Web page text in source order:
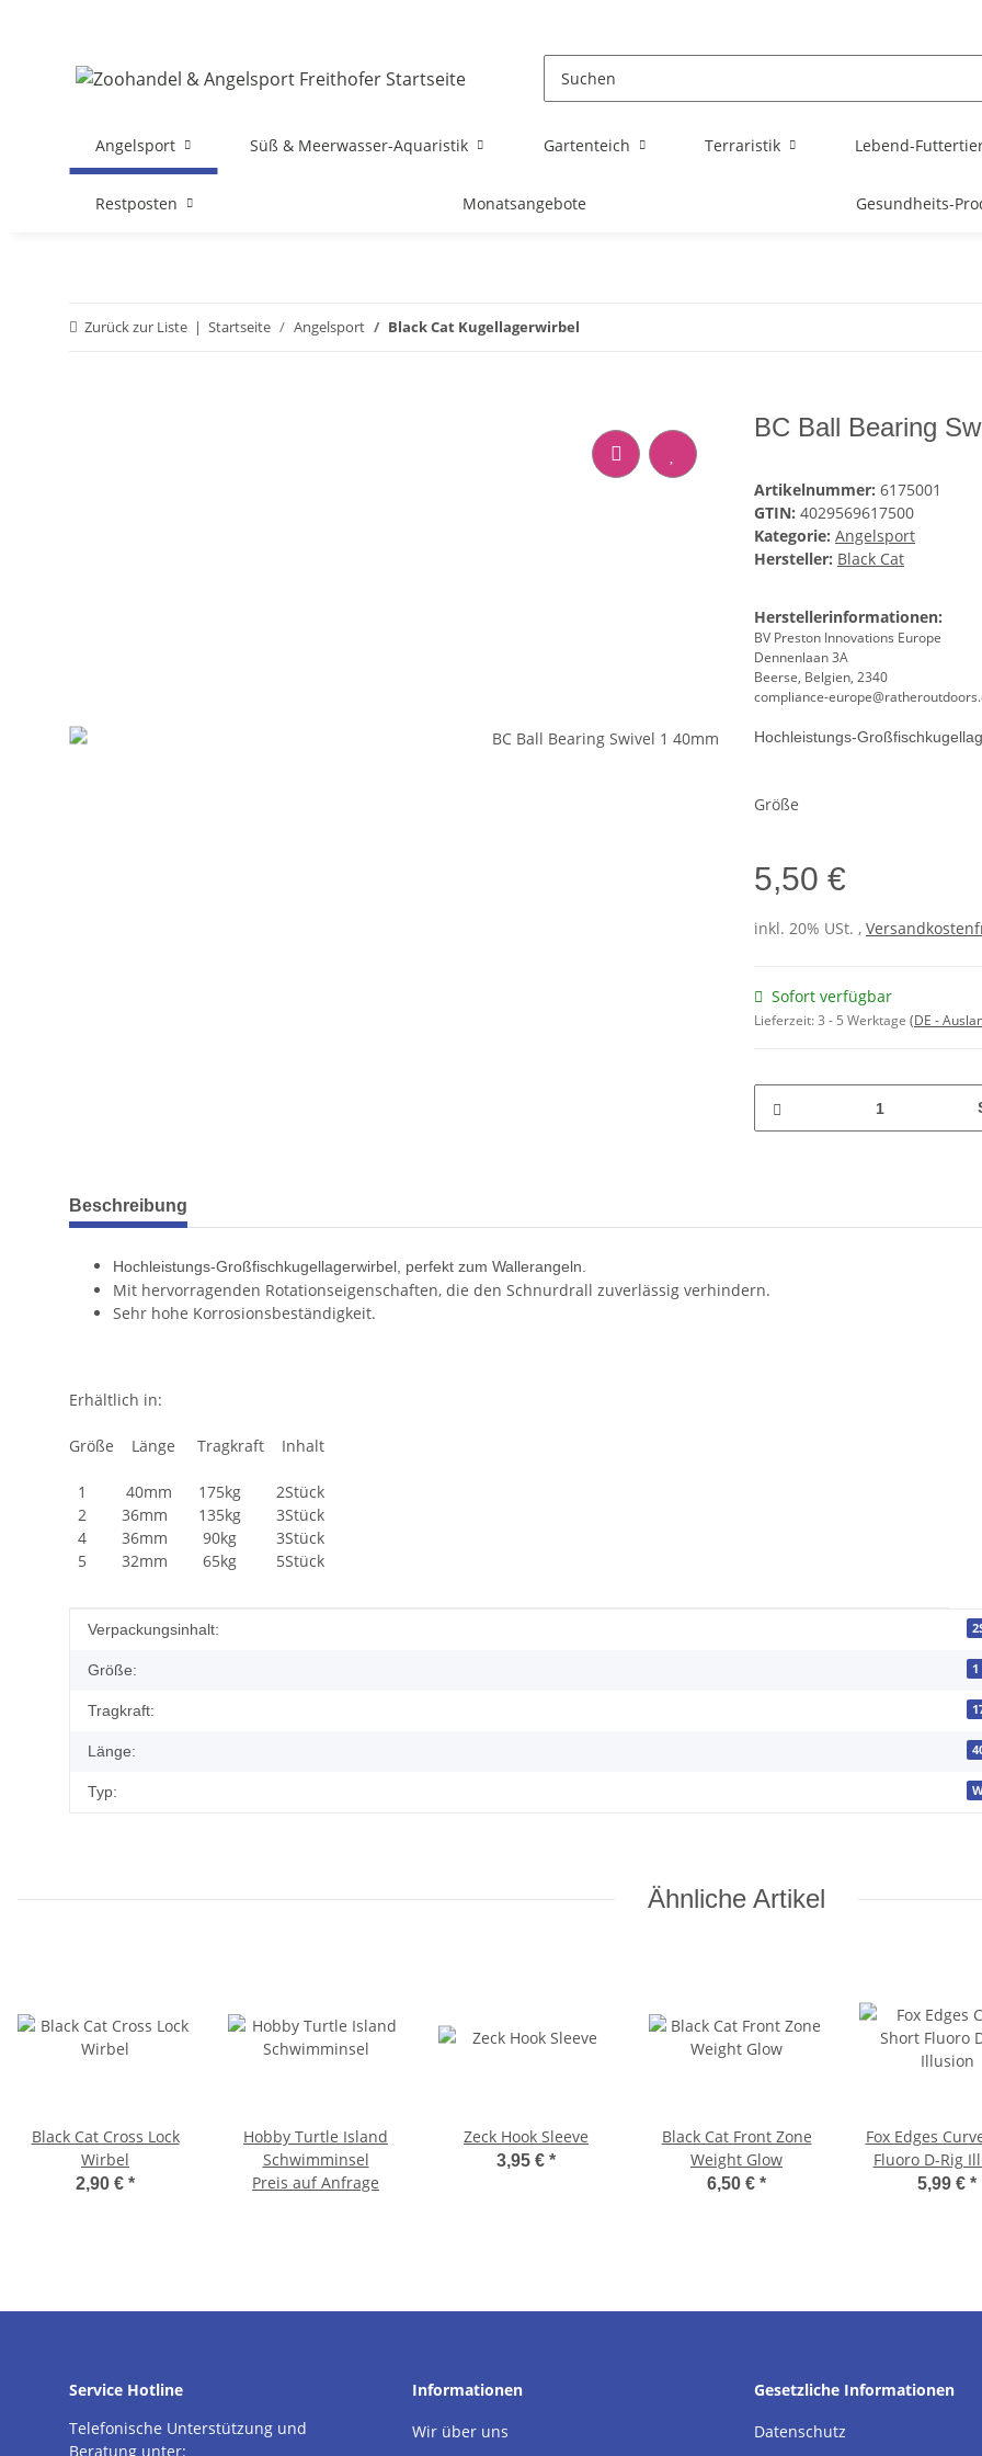
Angelsport Süß & Meerwasser-Aquaristik Gartenteich Terraristik Lebend-
Restposten Monatsangebote Gesundheits-
Zurück zur Liste Startseite Angelsport Black Cat Kugellagerwirbel
BC Ball Bearing
Artikelnummer: 6175001
GTIN: 4029569617500
Kategorie: Angelsport
Hersteller: Black Cat
Herstellerinformationen:
BV Preston Innovations Europe
Dennenlaan 3A
Beerse, Belgien, 2340
compliance-
Hochleistungs-
Größe
5,50 €
inkl. 20% USt. ,
Sofort verfügbar
Lieferzeit:3 - 5 Werktage (DE -
weitere Registerkarten anzeigen
Beschreibung
Hochleistungs-Großfischkugellagerwirbel, perfekt zum Wallerangeln.
Mit hervorragenden Rotationseigenschaften, die den Schnurdrall zuverlässig verhindern.
Sehr hohe Korrosionsbeständigkeit.
Erhältlich in:
Größe Länge Tragkraft Inhalt
1 40mm 175kg 2Stück
2 36mm 135kg 3Stück
4 36mm 90kg 3Stück
5 32mm 65kg 5Stück
Produkteigenschaft
Wert
Verpackungsinhalt:
Größe: 1
Tragkraft:
Länge:
Typ:
Ähnliche Artikel
Black Cat Cross Lock
Wirbel
2,90 € *
Hobby Turtle Island
Schwimminsel
Preis auf Anfrage
Zeck Hook Sleeve
3,95 € *
Black Cat Front Zone
Weight Glow
6,50 € *
Fox Edges
Fluoro D-Rig
5,99 € *
Service Hotline
Telefonische Unterstützung und
Beratung unter:
Informationen
Wir über uns
Gesetzliche Informationen
Datenschutz